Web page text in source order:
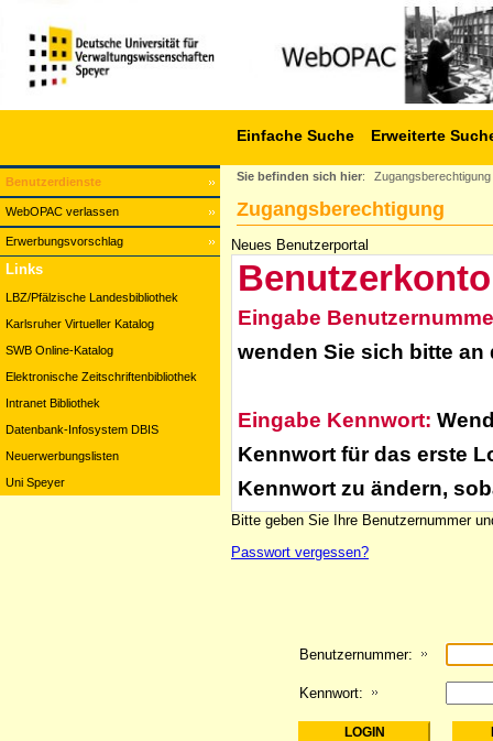
Benutzerdienste
WebOPAC verlassen
Erwerbungsvorschlag
Einfache Suche Erweiterte
Links
LBZ/Pfälzische Landesbibliothek
Karlsruher Virtueller Katalog
SWB Online-Katalog
Elektronische Zeitschriftenbibliothek
Intranet Bibliothek
Datenbank-Infosystem DBIS
Neuerwerbungslisten
Uni Speyer
Sie befinden sich hier: Zugangsberechtigung
Zugangsberechtigung
Neues Benutzerportal
Benutzerkonto
Eingabe
wenden Sie sich bitte
Eingabe Kennwort:
Kennwort für das erste
Kennwort zu ändern,
Bitte geben Sie Ihre Benutzernummer
Passwort vergessen?
Benutzernummer:
Kennwort: